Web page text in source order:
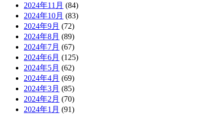
2024年11月 (84)
2024年10月 (83)
2024年9月 (72)
2024年8月 (89)
2024年7月 (67)
2024年6月 (125)
2024年5月 (62)
2024年4月 (69)
2024年3月 (85)
2024年2月 (70)
2024年1月 (91)